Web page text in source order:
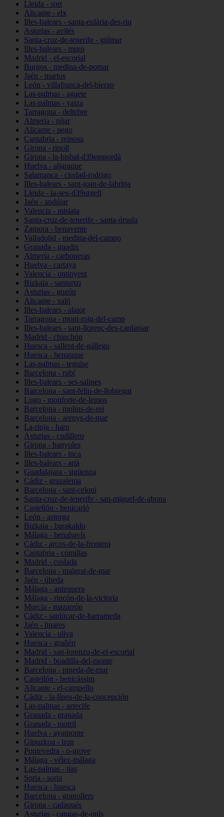
Lleida - sort
Alicante - elx
Illes-balears - santa-eulària-des-riu
Asturias - avilés
Santa-cruz-de-tenerife - güímar
Illes-balears - muro
Madrid - el-escorial
Burgos - medina-de-pomar
Jaén - martos
León - villafranca-del-bierzo
Las-palmas - agaete
Las-palmas - yaiza
Tarragona - deltebre
Almería - níjar
Alicante - pego
Cantabria - reinosa
Girona - ripoll
Girona - la-bisbal-d39empordà
Huelva - aljaraque
Salamanca - ciudad-rodrigo
Illes-balears - sant-joan-de-labritja
Lleida - la-seu-d39urgell
Jaén - andújar
Valencia - mislata
Santa-cruz-de-tenerife - santa-úrsula
Zamora - benavente
Valladolid - medina-del-campo
Granada - guadix
Almería - carboneras
Huelva - cartaya
Valencia - ontinyent
Bizkaia - santurtzi
Asturias - gozón
Alicante - xaló
Illes-balears - alaior
Tarragona - mont-roig-del-camp
Illes-balears - sant-llorenç-des-cardassar
Madrid - chinchón
Huesca - sallent-de-gállego
Huesca - benasque
Las-palmas - teguise
Barcelona - rubí
Illes-balears - ses-salines
Barcelona - sant-feliu-de-llobregat
Lugo - monforte-de-lemos
Barcelona - molins-de-rei
Barcelona - arenys-de-mar
La-rioja - haro
Asturias - cudillero
Girona - banyoles
Illes-balears - inca
Illes-balears - artà
Guadalajara - sigüenza
Cádiz - grazalema
Barcelona - sant-celoni
Santa-cruz-de-tenerife - san-miguel-de-abona
Castellón - benicarló
León - astorga
Bizkaia - barakaldo
Málaga - benahavís
Cádiz - arcos-de-la-frontera
Cantabria - comillas
Madrid - coslada
Barcelona - malgrat-de-mar
Jaén - úbeda
Málaga - antequera
Málaga - rincón-de-la-victoria
Murcia - mazarrón
Cádiz - sanlúcar-de-barrameda
Jaén - linares
Valencia - oliva
Huesca - grañén
Madrid - san-lorenzo-de-el-escorial
Madrid - boadilla-del-monte
Barcelona - pineda-de-mar
Castellón - benicàssim
Alicante - el-campello
Cádiz - la-línea-de-la-concepción
Las-palmas - arrecife
Granada - granada
Granada - motril
Huelva - ayamonte
Gipuzkoa - irun
Pontevedra - o-grove
Málaga - vélez-málaga
Las-palmas - tías
Soria - soria
Huesca - huesca
Barcelona - granollers
Girona - cadaqués
Asturias - cangas-de-onís